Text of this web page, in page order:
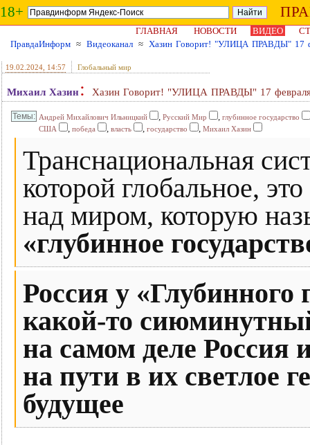
18+
ГЛАВНАЯ НОВОСТИ ВИДЕО
ПравдаИнформ ≈ Видеоканал ≈ Хазин Говорит! "УЛИЦА ПРАВДЫ" 17
19.02.2024 , 14:57 Глобальный мир
Михаил Хазин: Хазин Говорит! "УЛИЦА ПРАВДЫ" 17 февраля
Андрей Михайлович Ильницкий , Русский Мир , глубинное государство
США
, победа , власть , государство , Михаил Хазин
Транснациональная
которой глобальное,
над миром, которую
«глубинное
Россия у «Глубинного
какой-то
на самом деле Россия
на пути в их светлое
будущее